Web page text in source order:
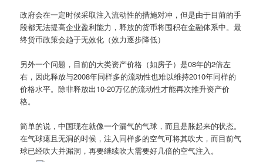
政府会在一定时候采取注入流动性的措施对冲，但是由于目前的手
段都无法提高企业盈利能力，释放的货币将囤积在金融体系中。最
终货币政策会趋于无效化（效力逐步降低）
另外一个问题，目前的大类资产价格（如房子）是08年的2倍左
右，因此释放与2008年同样多的流动性也难以维持2010年同样的
价格水平。除非释放出10-20万亿的流动性才能再次推升资产价
格。
简单的说，中国现在就像一个漏气的气球，而且是胀起来的状态。
在气球瘪且无洞的时候，注入同样多的空气可将其吹大，而目前气
球已经吹大并漏洞，再要继续吹大需要好几倍的空气注入。